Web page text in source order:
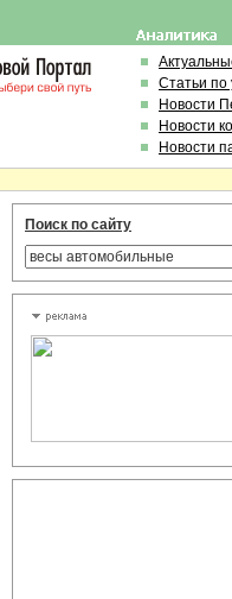
Статьи по
Новости
Новости
Новости
Поиск по сайту